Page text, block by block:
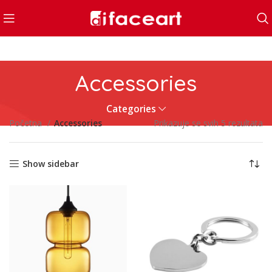
Accessories
Categories
Početna Accessories Prikazuje se svih 5 rezultata
Show sidebar